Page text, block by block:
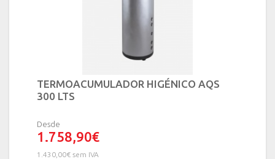
TERMOACUMULADOR HIGÉNICO AQS
300 LTS
Desde
1.758,90€
1.430,00€ sem IVA